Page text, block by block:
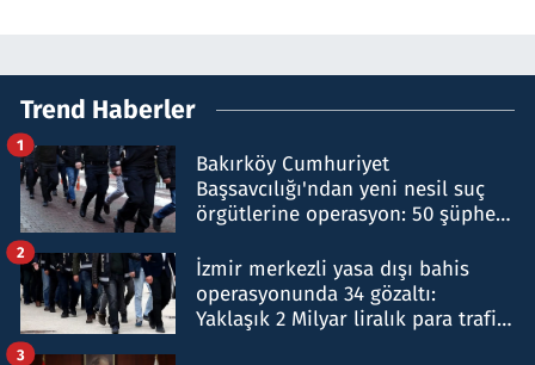
Trend Haberler
Bakırköy Cumhuriyet
Başsavcılığı'ndan yeni nesil suç
örgütlerine operasyon: 50 şüpheli
1
İzmir merkezli yasa dışı bahis
operasyonunda 34 gözaltı:
Yaklaşık 2 Milyar liralık para trafiği
2
3